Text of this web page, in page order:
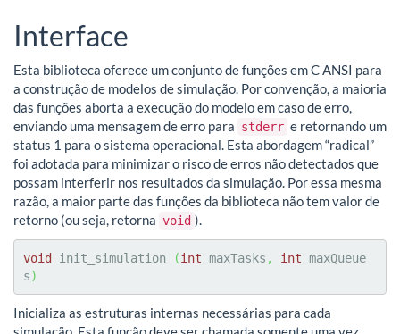
Interface
Esta biblioteca oferece um conjunto de funções em C ANSI para
a construção de modelos de simulação. Por convenção, a maioria
das funções aborta a execução do modelo em caso de erro,
enviando uma mensagem de erro para stderr e retornando um
status 1 para o sistema operacional. Esta abordagem “radical”
foi adotada para minimizar o risco de erros não detectados que
possam interferir nos resultados da simulação. Por essa mesma
razão, a maior parte das funções da biblioteca não tem valor de
retorno (ou seja, retorna void ).
void init_simulation (int maxTasks , int maxQueue
s)
Inicializa as estruturas internas necessárias para cada